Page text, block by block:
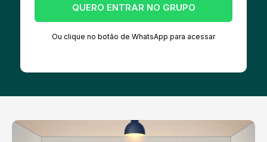
QUERO ENTRAR NO GRUPO
Ou clique no botão de WhatsApp para acessar